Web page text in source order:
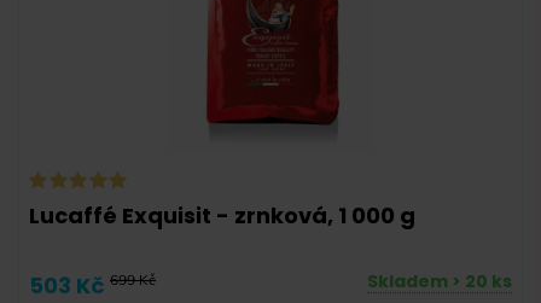
Lucaffé Exquisit - zrnková, 1 000 g
503 Kč 699 Kč Skladem > 20 ks